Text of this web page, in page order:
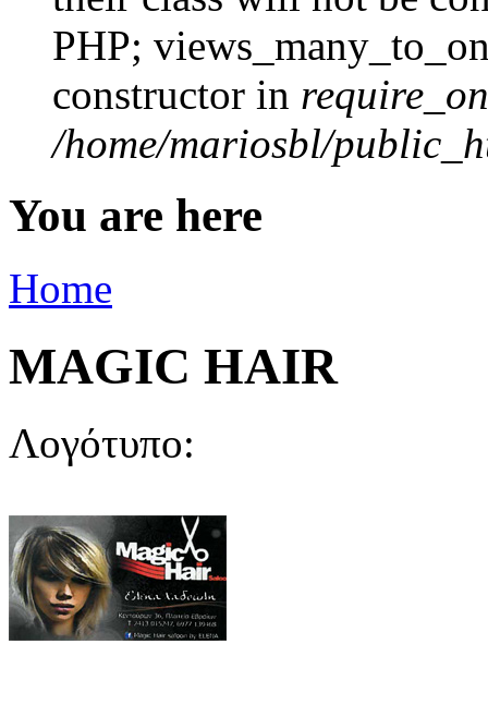
PHP;
constructor in
/home/mariosbl/
You are here
Home
MAGIC HAIR
Λογότυπο: